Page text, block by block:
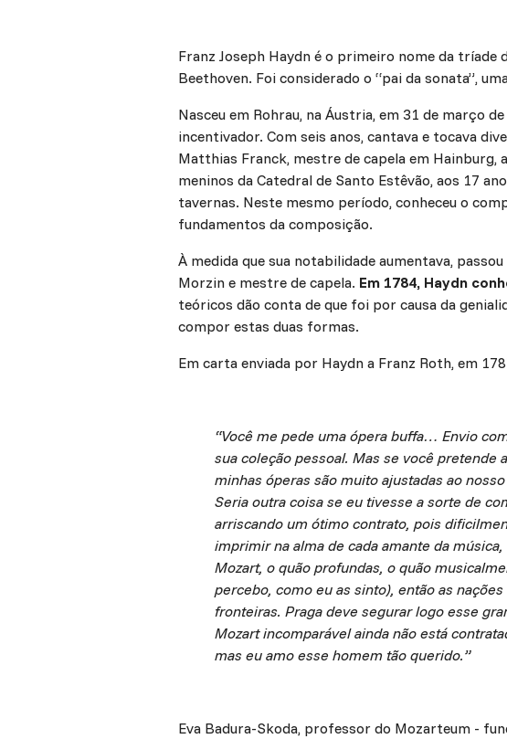
Franz Joseph Haydn é o primeiro nome da
Beethoven. Foi considerado o “pai da sonata”,
Nasceu em Rohrau, na Áustria, em 31 de março
incentivador. Com seis anos, cantava e tocava
Matthias Franck, mestre de capela em
meninos da Catedral de Santo Estêvão, aos 17
tavernas. Neste mesmo período, conheceu o
fundamentos da composição.
À medida que sua notabilidade aumentava,
Morzin e mestre de capela. Em 1784, Haydn
teóricos dão conta de que foi por causa da
compor estas duas formas.
Em carta enviada por Haydn a Franz Roth, em
“Você me pede uma ópera buffa… Envio
sua coleção pessoal. Mas se você pretende
minhas óperas são muito ajustadas ao
Seria outra coisa se eu tivesse a sorte de
arriscando um ótimo contrato, pois
imprimir na alma de cada amante da
Mozart, o quão profundas, o quão
percebo, como eu as sinto), então as
fronteiras. Praga deve segurar logo esse
Mozart incomparável ainda não está
mas eu amo esse homem tão querido.”
Eva Badura-Skoda, professor do Mozarteum -